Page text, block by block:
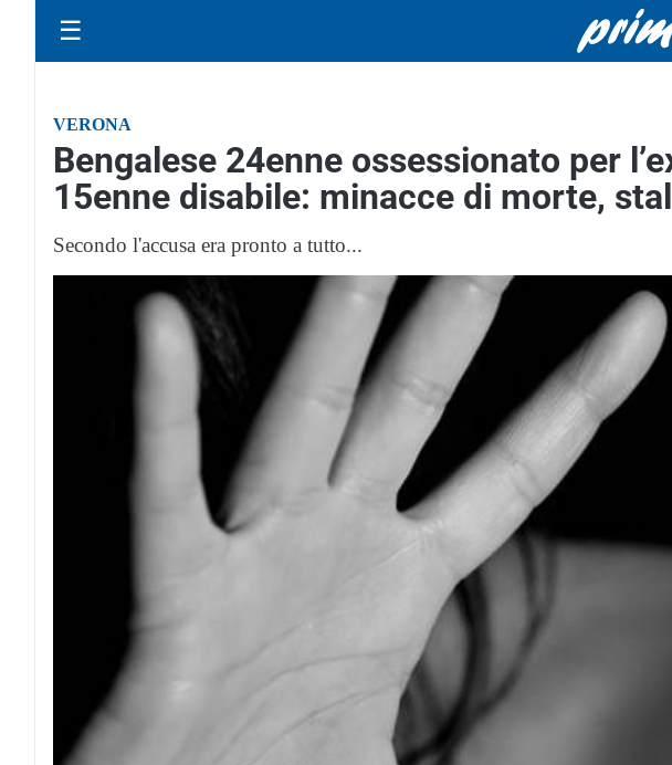
☰
VERONA
Bengalese 24enne ossessionato per
15enne disabile: minacce di morte,
Secondo l'accusa era pronto a tutto...